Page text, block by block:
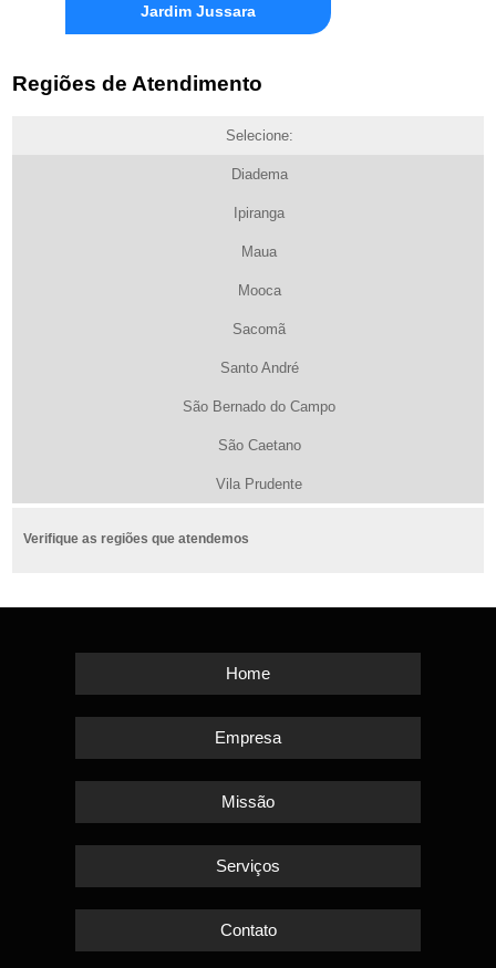
Jardim Jussara
Regiões de Atendimento
Selecione:
Diadema
Ipiranga
Maua
Mooca
Sacomã
Santo André
São Bernado do Campo
São Caetano
Vila Prudente
Verifique as regiões que atendemos
Home
Empresa
Missão
Serviços
Contato